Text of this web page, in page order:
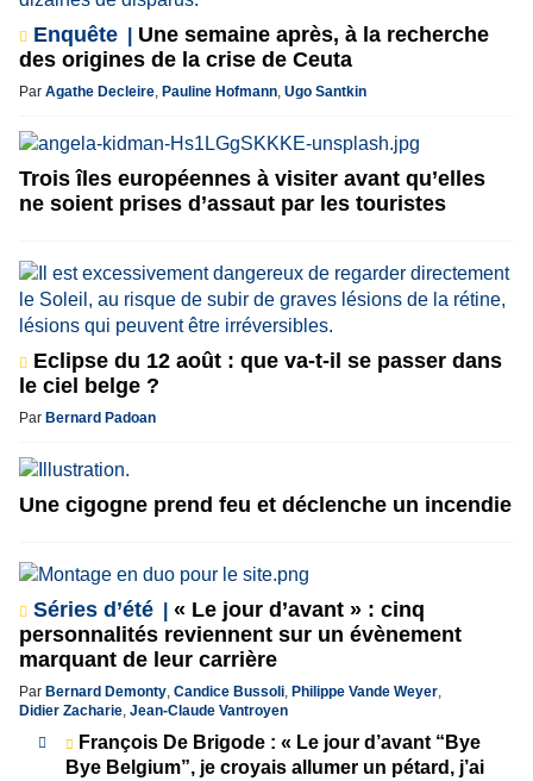
Enquête
Une semaine après, à la recherche
des origines de la crise de Ceuta
Par Agathe Decleire, Pauline Hofmann, Ugo Santkin
Trois îles européennes à visiter avant qu’elles
ne soient prises d’assaut par les touristes
Eclipse du 12 août : que va-t-il se passer dans
le ciel belge ?
Par Bernard Padoan
Une cigogne prend feu et déclenche un incendie
Séries d’été
« Le jour d’avant » : cinq
personnalités reviennent sur un évènement
marquant de leur carrière
Par Bernard Demonty, Candice Bussoli, Philippe Vande Weyer,
Didier Zacharie, Jean-Claude Vantroyen
François De Brigode : « Le jour d’avant “Bye
Bye Belgium”, je croyais allumer un pétard, j’ai